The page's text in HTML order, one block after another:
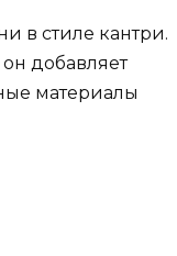
в стиле кантри.
добавляет
материалы